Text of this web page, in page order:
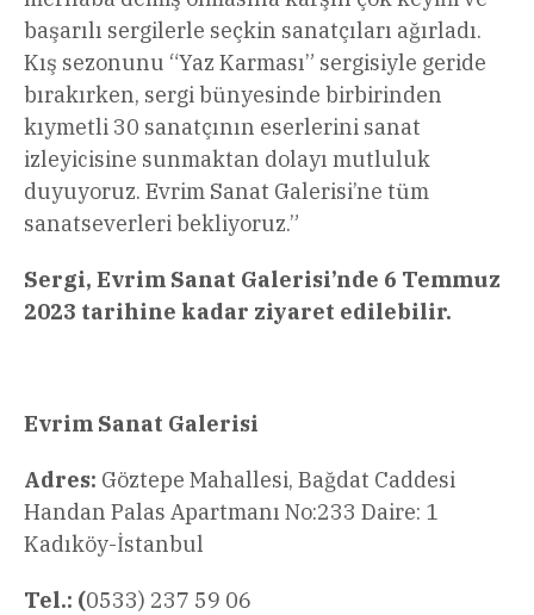
başarılı sergilerle seçkin sanatçıları ağırladı.
Kış sezonunu “Yaz Karması” sergisiyle geride
bırakırken, sergi bünyesinde birbirinden
kıymetli 30 sanatçının eserlerini sanat
izleyicisine sunmaktan dolayı mutluluk
duyuyoruz. Evrim Sanat Galerisi’ne tüm
sanatseverleri bekliyoruz.”
Sergi, Evrim Sanat Galerisi’nde 6 Temmuz
2023 tarihine kadar ziyaret edilebilir.
Evrim Sanat Galerisi
Adres: Göztepe Mahallesi, Bağdat Caddesi
Handan Palas Apartmanı No:233 Daire: 1
Kadıköy-İstanbul
Tel.: (0533) 237 59 06